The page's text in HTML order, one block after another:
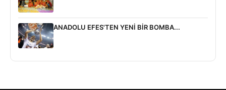
ANADOLU EFES'TEN YENİ BİR BOMBA...